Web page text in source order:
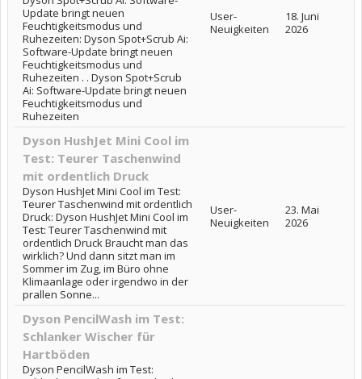
Update bringt neuen
Feuchtigkeitsmodus und
Ruhezeiten: Dyson Spot+Scrub Ai:
Software-Update bringt neuen
Feuchtigkeitsmodus und
Ruhezeiten . . Dyson Spot+Scrub
Ai: Software-Update bringt neuen
Feuchtigkeitsmodus und
Ruhezeiten
User-
Neuigkeiten
18. Juni
2026
Dyson HushJet Mini Cool im
Test: Teurer Taschenwind
mit ordentlich Druck
Dyson HushJet Mini Cool im Test:
Teurer Taschenwind mit ordentlich
Druck: Dyson HushJet Mini Cool im
Test: Teurer Taschenwind mit
ordentlich Druck Braucht man das
wirklich? Und dann sitzt man im
Sommer im Zug, im Büro ohne
Klimaanlage oder irgendwo in der
prallen Sonne...
User-
Neuigkeiten
23. Mai
2026
Dyson PencilWash im Test:
Schlanker Wischer für
Hartböden
Dyson PencilWash im Test: